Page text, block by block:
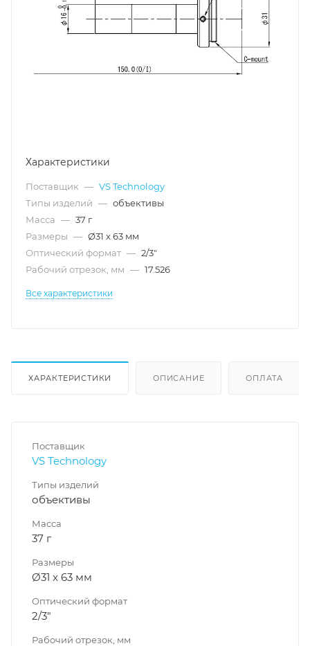
Характеристики
Поставщик — VS Technology
Типы изделий — объективы
Масса — 37 г
Размеры — Ø31 x 63 мм
Оптический формат — 2/3"
Рабочий отрезок, мм — 17.526
Все характеристики
ХАРАКТЕРИСТИКИ ОПИСАНИЕ ОПЛАТА
Поставщик
VS Technology
Типы изделий
объективы
Масса
37 г
Размеры
Ø31 x 63 мм
Оптический формат
2/3"
Рабочий отрезок, мм